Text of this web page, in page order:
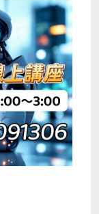
略，生成後的
來，每張卡片
有Pseudocode
接運行的東
指令，可以令
交易平台的
，之後我們會陸
。 YouTube留
準範例。